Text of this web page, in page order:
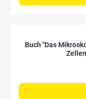
Buch "Das